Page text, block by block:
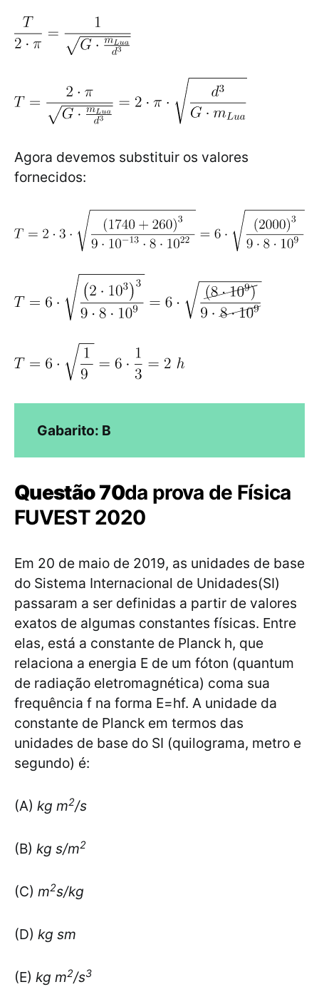
Agora devemos substituir os valores
fornecidos:
Gabarito: B
Questão 70da prova de Física
FUVEST 2020
Em 20 de maio de 2019, as unidades de base
do Sistema Internacional de Unidades(SI)
passaram a ser definidas a partir de valores
exatos de algumas constantes físicas. Entre
elas, está a constante de Planck h, que
relaciona a energia E de um fóton (quantum
de radiação eletromagnética) coma sua
frequência f na forma E=hf. A unidade da
constante de Planck em termos das
unidades de base do SI (quilograma, metro e
segundo) é:
(A) kg m2/s
(B) kg s/m2
(C) m2s/kg
(D) kg sm
(E) kg m2/s3